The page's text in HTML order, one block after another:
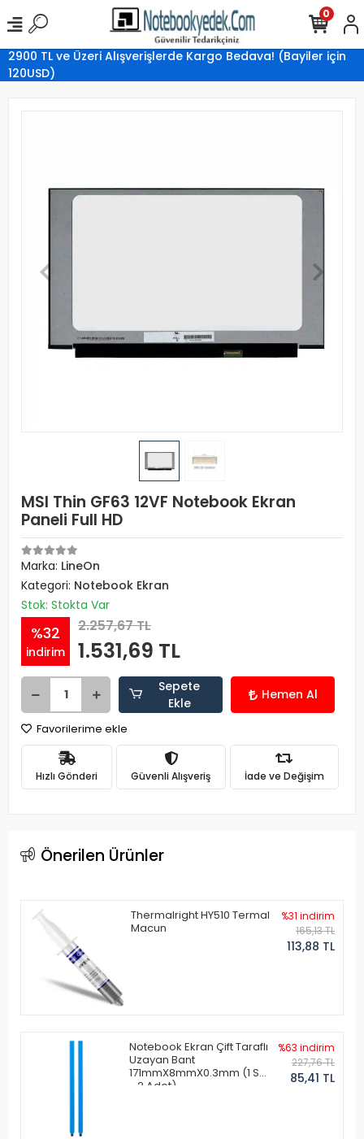
2900 TL ve Üzeri Alışverişlerde Kargo Bedava! (Bayiler için
120USD)
0
MSI Thin GF63 12VF Notebook Ekran
Paneli Full HD
Marka: LineOn
Kategori: Notebook Ekran
Stok: Stokta Var
%32
indirim
2.257,67 TL
1.531,69 TL
Sepete
Ekle
Hemen Al
Favorilerime ekle
Hızlı Gönderi Güvenli Alışveriş İade ve Değişim
Önerilen Ürünler
Thermalright HY510 Termal
Macun
%31 indirim
165,13 TL
113,88 TL
Notebook Ekran Çift Taraflı
Uzayan Bant
171mmX8mmX0.3mm (1 Set
- 2 Adet)
%63 indirim
227,76 TL
85,41 TL